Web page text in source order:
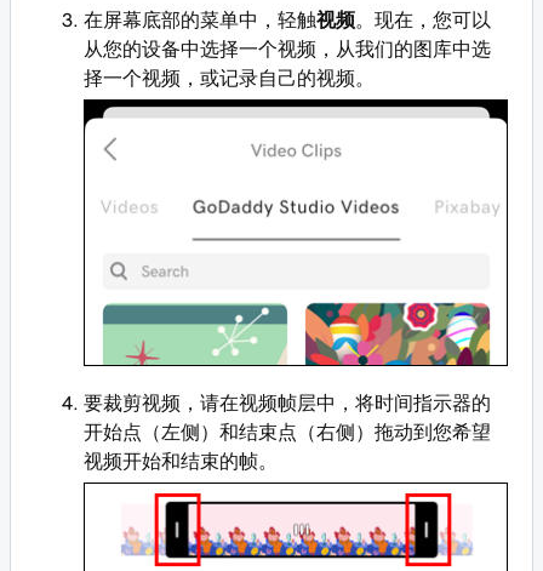
在屏幕底部的菜单中，轻触视频 。现在，您可以
从您的设备中选择一个视频，从我们的图库中选
择一个视频，或记录自己的视频。
要裁剪视频，请在视频帧层中，将时间指示器的
开始点（左侧）和结束点（右侧）拖动到您希望
视频开始和结束的帧。